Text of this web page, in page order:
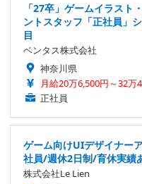
「27卒」ゲームイラスト
ントスタッフ「正社員」
目
ベンタス株式会社
神奈川県
月給20万6,500円～32万
正社員
ゲーム向けUIデザイナー
社員/週休2日制/育休実績
株式会社Le Lien